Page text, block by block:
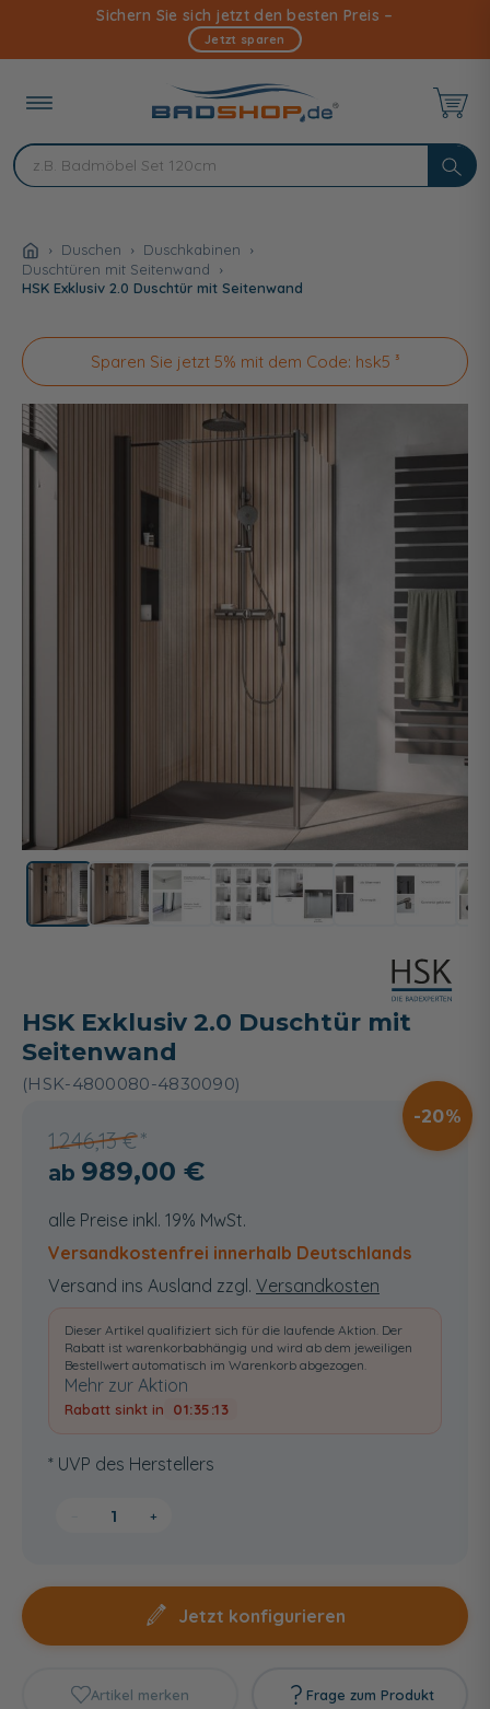
Inhalt
Sichern Sie sich jetzt den besten Preis –
Jetzt sparen
Duschen
Duschkabinen
Duschtüren mit Seitenwand
HSK Exklusiv 2.0 Duschtür mit Seitenwand
Sparen Sie jetzt 5% mit dem Code: hsk5 ³
HSK Exklusiv 2.0 Duschtür mit
Seitenwand
(HSK-4800080-4830090)
1.246,13 €
20
989,00 €
alle Preise inkl. 19% MwSt.
Versandkostenfrei innerhalb Deutschlands
Versand ins Ausland zzgl. Versandkosten
Dieser Artikel qualifiziert sich für die laufende Aktion. Der
Rabatt ist warenkorbabhängig und wird ab dem jeweiligen
Bestellwert automatisch im Warenkorb abgezogen.
Mehr zur Aktion
Rabatt sinkt in 01:35:12
* UVP des Herstellers
+
Jetzt konfigurieren
Artikel merken Frage zum Produkt